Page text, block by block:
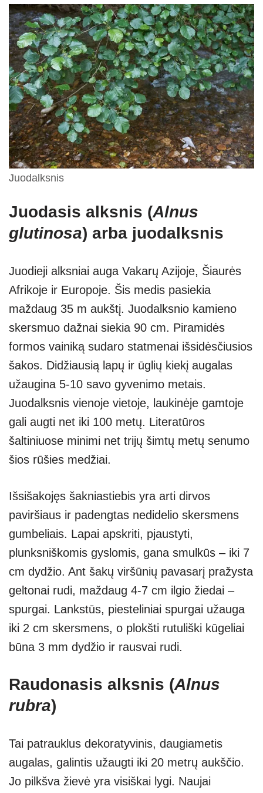
Juodalksnis
Juodasis alksnis (Alnus
glutinosa) arba juodalksnis
Juodieji alksniai auga Vakarų Azijoje, Šiaurės
Afrikoje ir Europoje. Šis medis pasiekia
maždaug 35 m aukštį. Juodalksnio kamieno
skersmuo dažnai siekia 90 cm. Piramidės
formos vainiką sudaro statmenai išsidėsčiusios
šakos. Didžiausią lapų ir ūglių kiekį augalas
užaugina 5-10 savo gyvenimo metais.
Juodalksnis vienoje vietoje, laukinėje gamtoje
gali augti net iki 100 metų. Literatūros
šaltiniuose minimi net trijų šimtų metų senumo
šios rūšies medžiai.
Išsišakojęs šakniastiebis yra arti dirvos
paviršiaus ir padengtas nedidelio skersmens
gumbeliais. Lapai apskriti, pjaustyti,
plunksniškomis gyslomis, gana smulkūs – iki 7
cm dydžio. Ant šakų viršūnių pavasarį pražysta
geltonai rudi, maždaug 4-7 cm ilgio žiedai –
spurgai. Lankstūs, piesteliniai spurgai užauga
iki 2 cm skersmens, o plokšti rutuliški kūgeliai
būna 3 mm dydžio ir rausvai rudi.
Raudonasis alksnis (Alnus
rubra)
Tai patrauklus dekoratyvinis, daugiametis
augalas, galintis užaugti iki 20 metrų aukščio.
Jo pilkšva žievė yra visiškai lygi. Naujai